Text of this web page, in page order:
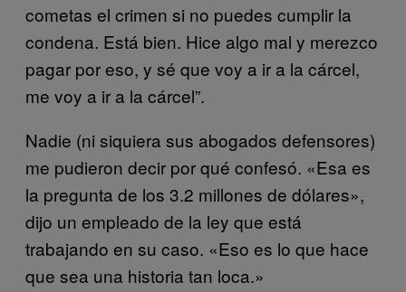
cometas el crimen si no puedes cumplir la
condena. Está bien. Hice algo mal y merezco
pagar por eso, y sé que voy a ir a la cárcel,
me voy a ir a la cárcel”.
Nadie (ni siquiera sus abogados defensores)
me pudieron decir por qué confesó. «Esa es
la pregunta de los 3.2 millones de dólares»,
dijo un empleado de la ley que está
trabajando en su caso. «Eso es lo que hace
que sea una historia tan loca.»